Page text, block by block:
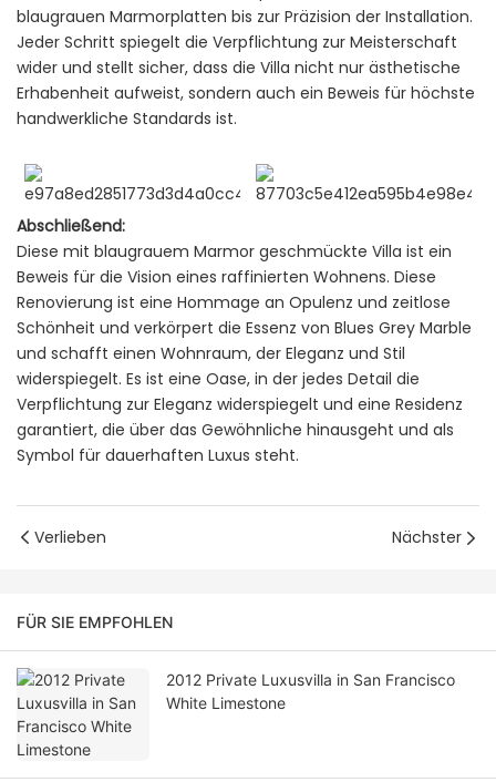
blaugrauen Marmorplatten bis zur Präzision der Installation.
Jeder Schritt spiegelt die Verpflichtung zur Meisterschaft
wider und stellt sicher, dass die Villa nicht nur ästhetische
Erhabenheit aufweist, sondern auch ein Beweis für höchste
handwerkliche Standards ist.
Abschließend:
Diese mit blaugrauem Marmor geschmückte Villa ist ein
Beweis für die Vision eines raffinierten Wohnens. Diese
Renovierung ist eine Hommage an Opulenz und zeitlose
Schönheit und verkörpert die Essenz von Blues Grey Marble
und schafft einen Wohnraum, der Eleganz und Stil
widerspiegelt. Es ist eine Oase, in der jedes Detail die
Verpflichtung zur Eleganz widerspiegelt und eine Residenz
garantiert, die über das Gewöhnliche hinausgeht und als
Symbol für dauerhaften Luxus steht.
Verlieben Nächster
FÜR SIE EMPFOHLEN
2012 Private Luxusvilla in San Francisco
White Limestone